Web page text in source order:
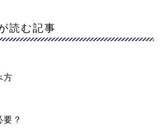
読む記事
方
？